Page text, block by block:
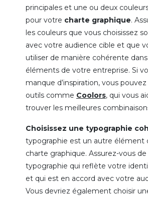
principales et une ou deux
pour votre charte graphique.
les couleurs que vous choisissez
avec votre audience cible et que
utiliser de manière cohérente
éléments de votre entreprise. Si
manque d’inspiration, vous
outils comme Coolors, qui vous
trouver les meilleures
Choisissez une typographie
typographie est un autre élément
charte graphique. Assurez-vous
typographie qui reflète votre
et qui est en accord avec votre
Vous devriez également choisir